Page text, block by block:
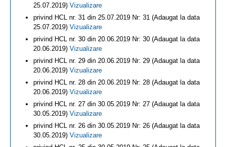
25.07.2019) Vizualizare
privind HCL nr. 31 din 25.07.2019 Nr: 31 (Adaugat la data
25.07.2019) Vizualizare
privind HCL nr. 30 din 20.06.2019 Nr: 30 (Adaugat la data
20.06.2019) Vizualizare
privind HCL nr. 29 din 20.06.2019 Nr: 29 (Adaugat la data
20.06.2019) Vizualizare
privind HCL nr. 28 din 20.06.2019 Nr: 28 (Adaugat la data
20.06.2019) Vizualizare
privind HCL nr. 27 din 30.05.2019 Nr: 27 (Adaugat la data
30.05.2019) Vizualizare
privind HCL nr. 26 din 30.05.2019 Nr: 26 (Adaugat la data
30.05.2019) Vizualizare